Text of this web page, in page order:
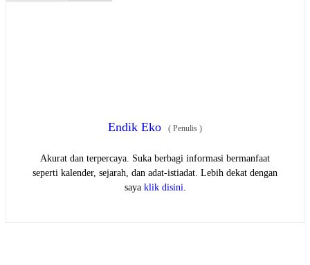
Endik Eko ( Penulis )
Akurat dan terpercaya. Suka berbagi informasi bermanfaat
seperti kalender, sejarah, dan adat-istiadat. Lebih dekat dengan
saya klik disini